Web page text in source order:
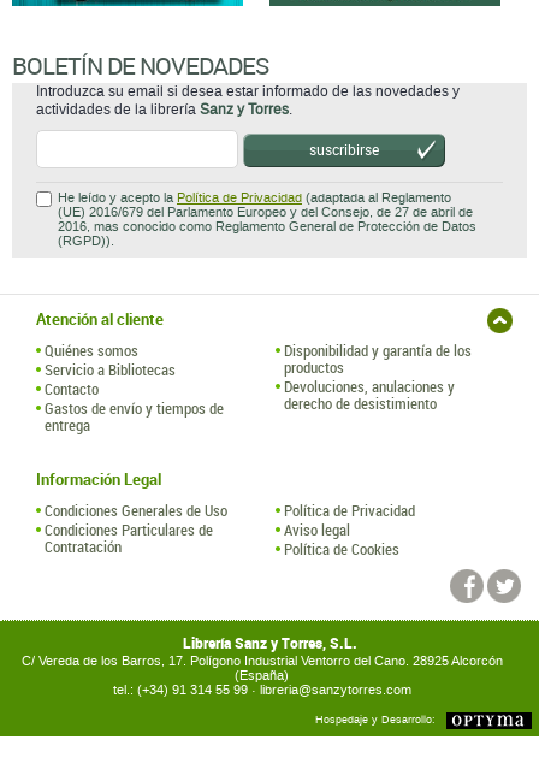
BOLETÍN DE NOVEDADES
Introduzca su email si desea estar informado de las novedades y
actividades de la librería Sanz y Torres.
suscribirse
He leído y acepto la Política de Privacidad (adaptada al Reglamento
(UE) 2016/679 del Parlamento Europeo y del Consejo, de 27 de abril de
2016, mas conocido como Reglamento General de Protección de Datos
(RGPD)).
Atención al cliente
Quiénes somos
Servicio a Bibliotecas
Contacto
Gastos de envío y tiempos de
entrega
Disponibilidad y garantía de los
productos
Devoluciones, anulaciones y
derecho de desistimiento
Información Legal
Condiciones Generales de Uso
Condiciones Particulares de
Contratación
Política de Privacidad
Aviso legal
Política de Cookies
Librería Sanz y Torres, S.L.
C/ Vereda de los Barros, 17. Polígono Industrial Ventorro del Cano. 28925 Alcorcón
(España)
tel.: (+34) 91 314 55 99 · libreria@sanzytorres.com
Hospedaje y Desarrollo: